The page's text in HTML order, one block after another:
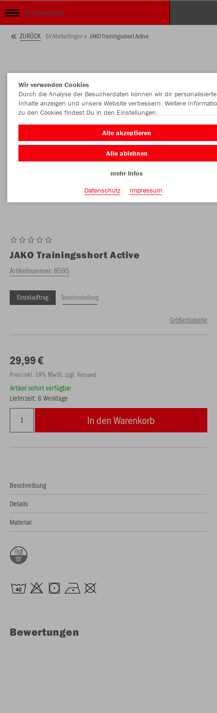
SV Markelfingen
ZURÜCK SV Markelfingen JAKO Trainingsshort Active
JAKO Trainingsshort Active
Artikelnummer:8595
Einzelauftrag Teambestellung
Größentabelle
29,99 €
Preis inkl. 19% MwSt. zzgl. Versand
Artikel sofort verfügbar
Lieferzeit: 6 Werktage
In den Warenkorb
Beschreibung
Details
Material
Bewertungen
Wir verwenden Cookies
Durch die Analyse der Besucherdaten können wir dir personalisierte
Inhalte anzeigen und unsere Website verbessern. Weitere
zu den Cookies findest Du in den Einstellungen.
Alle akzeptieren
Alle ablehnen
mehr Infos
Datenschutz
Impressum